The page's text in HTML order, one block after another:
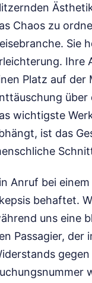
Chaos zu
Sie
Ihre
Platz auf der
über
wichtigste
ist das
Anruf bei
behaftet.
uns eine
Passagier, der